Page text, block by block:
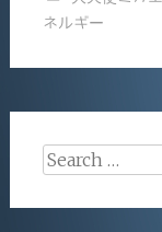
e
o
o
k
ネルギー
Search